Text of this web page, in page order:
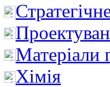
Матеріали
Хімія